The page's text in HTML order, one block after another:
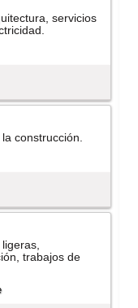
servicios
construcción.
trabajos de